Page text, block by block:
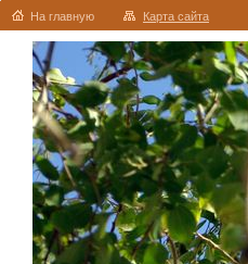
На главную Карта сайта